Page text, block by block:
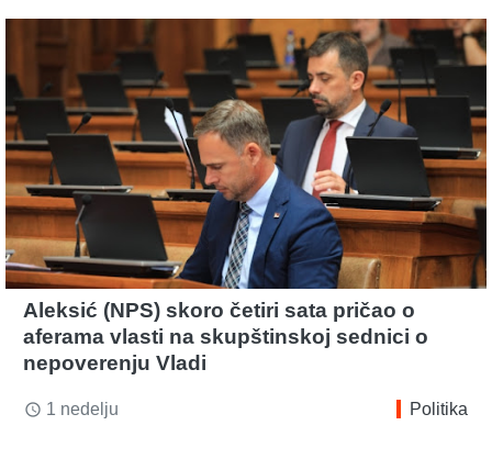
Aleksić (NPS) skoro četiri sata pričao o
aferama vlasti na skupštinskoj sednici o
nepoverenju Vladi
access_time 1 nedelju Politika